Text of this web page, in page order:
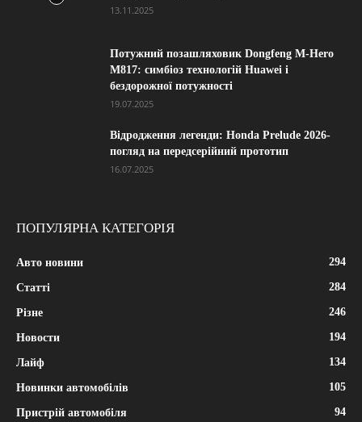
13.11.2025
Потужний позашляховик Dongfeng M-Hero
M817: симбіоз технологій Huawei і
бездорожної потужності
19.07.2025
Відродження легенди: Honda Prelude 2026-
погляд на передсерійний прототип
16.07.2025
ПОПУЛЯРНА КАТЕГОРІЯ
Авто новини 294
Статті 284
Різне 246
Новости 194
Лайф 134
Новинки автомобілів 105
Пристрій автомобіля 94